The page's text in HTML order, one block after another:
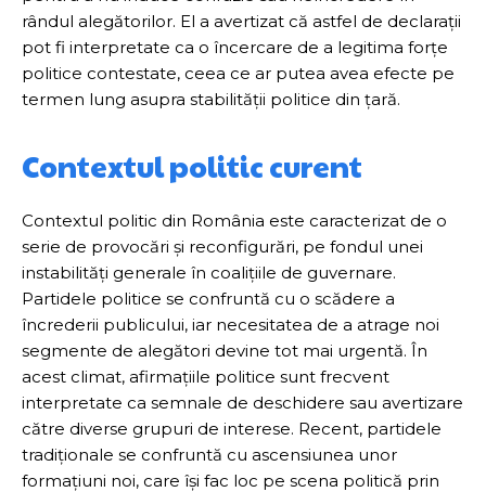
rândul alegătorilor. El a avertizat că astfel de declarații
pot fi interpretate ca o încercare de a legitima forțe
politice contestate, ceea ce ar putea avea efecte pe
termen lung asupra stabilității politice din țară.
Contextul politic curent
Contextul politic din România este caracterizat de o
serie de provocări și reconfigurări, pe fondul unei
instabilități generale în coalițiile de guvernare.
Partidele politice se confruntă cu o scădere a
încrederii publicului, iar necesitatea de a atrage noi
segmente de alegători devine tot mai urgentă. În
acest climat, afirmațiile politice sunt frecvent
interpretate ca semnale de deschidere sau avertizare
către diverse grupuri de interese. Recent, partidele
tradiționale se confruntă cu ascensiunea unor
formațiuni noi, care își fac loc pe scena politică prin